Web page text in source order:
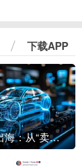
下载APP
中国汽车出海：从“卖出去”到“走进去”